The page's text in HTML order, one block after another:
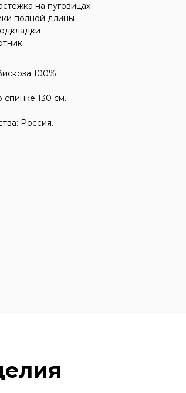
на пуговицах
полной длины
100%
спинке 130 см.
Россия.